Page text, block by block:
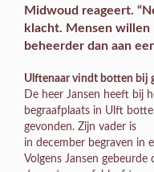
Midwoud reageert.
klacht. Mensen
beheerder dan aan
Ulftenaar vindt botten bij
De heer Jansen heeft bij
begraafplaats in Ulft
gevonden. Zijn vader is
in december begraven in
Volgens Jansen